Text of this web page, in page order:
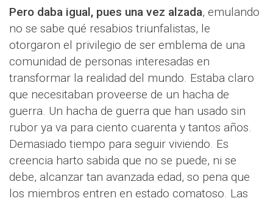
Pero daba igual, pues una vez alzada, emulando
no se sabe qué resabios triunfalistas, le
otorgaron el privilegio de ser emblema de una
comunidad de personas interesadas en
transformar la realidad del mundo. Estaba claro
que necesitaban proveerse de un hacha de
guerra. Un hacha de guerra que han usado sin
rubor ya va para ciento cuarenta y tantos años.
Demasiado tiempo para seguir viviendo. Es
creencia harto sabida que no se puede, ni se
debe, alcanzar tan avanzada edad, so pena que
los miembros entren en estado comatoso. Las